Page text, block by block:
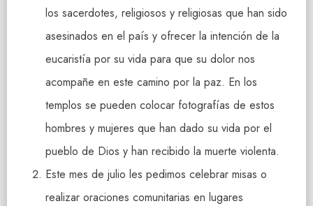
los sacerdotes, religiosos y religiosas que han sido
asesinados en el país y ofrecer la intención de la
eucaristía por su vida para que su dolor nos
acompañe en este camino por la paz. En los
templos se pueden colocar fotografías de estos
hombres y mujeres que han dado su vida por el
pueblo de Dios y han recibido la muerte violenta.
Este mes de julio les pedimos celebrar misas o
realizar oraciones comunitarias en lugares